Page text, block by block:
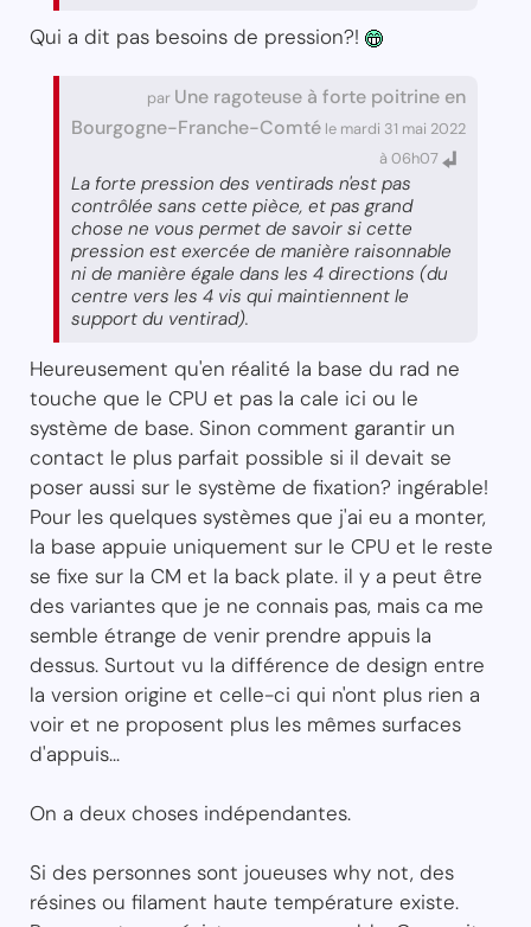
Qui a dit pas besoins de pression?!
par Une ragoteuse à forte poitrine en
Bourgogne-Franche-Comté le mardi 31 mai 2022
à 06h07
La forte pression des ventirads n'est pas
contrôlée sans cette pièce, et pas grand
chose ne vous permet de savoir si cette
pression est exercée de manière raisonnable
ni de manière égale dans les 4 directions (du
centre vers les 4 vis qui maintiennent le
support du ventirad).
Heureusement qu'en réalité la base du rad ne
touche que le CPU et pas la cale ici ou le
système de base. Sinon comment garantir un
contact le plus parfait possible si il devait se
poser aussi sur le système de fixation? ingérable!
Pour les quelques systèmes que j'ai eu a monter,
la base appuie uniquement sur le CPU et le reste
se fixe sur la CM et la back plate. il y a peut être
des variantes que je ne connais pas, mais ca me
semble étrange de venir prendre appuis la
dessus. Surtout vu la différence de design entre
la version origine et celle-ci qui n'ont plus rien a
voir et ne proposent plus les mêmes surfaces
d'appuis...
On a deux choses indépendantes.
Si des personnes sont joueuses why not, des
résines ou filament haute température existe.